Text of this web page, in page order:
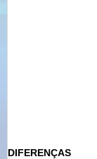
DIFERENÇAS